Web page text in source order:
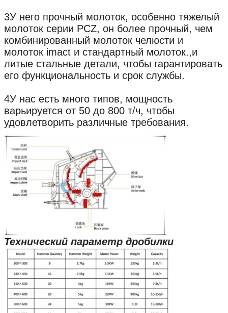
3У него прочный молоток, особенно тяжелый
молоток серии PCZ, он более прочный, чем
комбинированный молоток челюсти и
молоток imact и стандартный молоток.,и
литые стальные детали, чтобы гарантировать
его функциональность и срок службы.
4У нас есть много типов, мощность
варьируется от 50 до 800 т/ч, чтобы
удовлетворить различные требования.
Технический параметр дробилки